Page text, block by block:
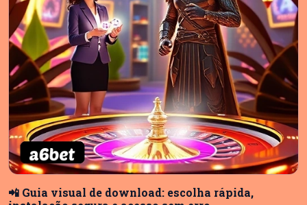
📲 Guia visual de download: escolha rápida,